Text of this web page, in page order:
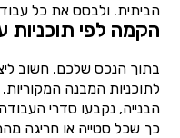
הביתית. ולבסס את כל
הקמה לפי תוכניות
בתוך הנכס שלכם, חשוב
לתוכניות המבנה
הבנייה, נקבעו סדרי
כך שכל סטייה או חריגה